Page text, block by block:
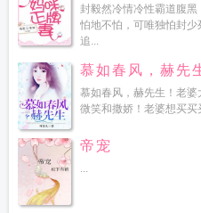
封毅然冷情冷性霸道腹
怕地不怕，可唯独怕封
追...
慕如春风，赫先
慕如春风，赫先生！老婆
微笑和撒娇！老婆想买
帝宠
...